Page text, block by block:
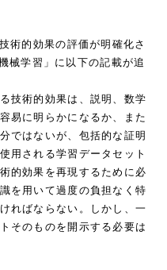
術的効果の評価が明確化さ
学習」に以下の記載が追
技術的効果は、説明、数学
易に明らかになるか、また
ではないが、包括的な証明
用される学習データセット
的効果を再現するために必
を用いて過度の負担なく特
ればならない。しかし、一
そのものを開示する必要は